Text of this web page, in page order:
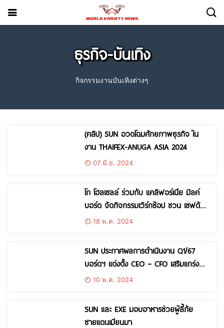
ธุรกิจ-บันเทิง
กิจกรรมงานบันเทิงต่างๆ
(คลิป) SUN อวดโฉมศักยภาพธุรกิจ ใน
งาน THAIFEX-ANUGA ASIA 2024
07 มิ.ย. 2024
โก โฮลเซลล์ ร่วมกับ แคลิฟอร์เนีย มิลค์
บอร์ด จัดกิจกรรมเวิร์กช้อป ชวน เชฟดัง
“ภูเบศวร์ ชูประคอง” เผยเคล็ดลับสร้างเมนู
18 พ.ค. 2024
SUN ประกาศผลการดำเนินงาน Q1/67
บอร์ดฯ แต่งตั้ง CEO – CFO เสริมแกร่งทีม
บริหาร
10 พ.ค. 2024
SUN และ EXE มอบอาหารช่วยผู้ลี้ภัย
ชายแดนเมียนมา